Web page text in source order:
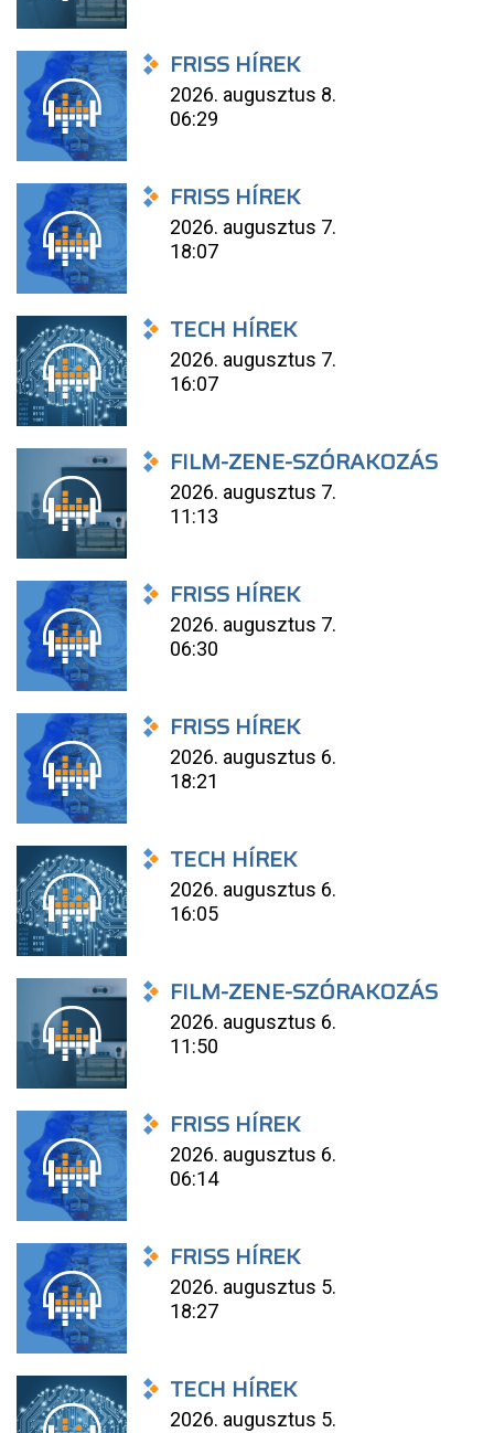
FRISS HÍREK
2026. augusztus 8.
06:29
FRISS HÍREK
2026. augusztus 7.
18:07
TECH HÍREK
2026. augusztus 7.
16:07
FILM-ZENE-SZÓRAKOZÁS
2026. augusztus 7.
11:13
FRISS HÍREK
2026. augusztus 7.
06:30
FRISS HÍREK
2026. augusztus 6.
18:21
TECH HÍREK
2026. augusztus 6.
16:05
FILM-ZENE-SZÓRAKOZÁS
2026. augusztus 6.
11:50
FRISS HÍREK
2026. augusztus 6.
06:14
FRISS HÍREK
2026. augusztus 5.
18:27
TECH HÍREK
2026. augusztus 5.